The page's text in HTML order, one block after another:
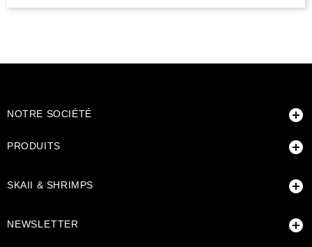
NOTRE SOCIÉTÉ 
PRODUITS 
SKAII & SHRIMPS 
NEWSLETTER 